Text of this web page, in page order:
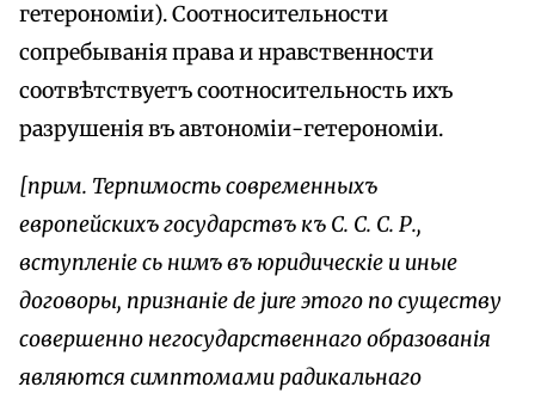
гетерономіи). Соотносительности
сопребыванія права и нравственности
соотвѣтствуетъ соотносительность ихъ
разрушенія въ автономіи-гетерономіи.
[прим. Терпимость современныхъ
европейскихъ государствъ къ С. С. С. Р.,
вступленіе сь нимъ въ юридическіе и иные
договоры, признаніе de jure этого по существу
совершенно негосударственнаго образованія
являются симптомами радикальнаго